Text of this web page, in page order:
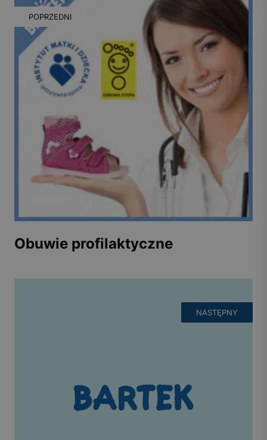
POPRZEDNI
Obuwie profilaktyczne
NASTĘPNY